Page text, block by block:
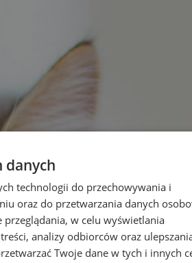
danych
technologii do przechowywania i
oraz do przetwarzania danych
w celu wyświetlania
analizy odbiorców oraz
Twoje dane w tych i innych